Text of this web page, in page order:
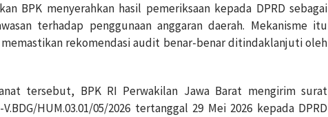
BPK menyerahkan hasil pemeriksaan kepada DPRD sebagai
terhadap penggunaan anggaran daerah. Mekanisme itu
rekomendasi audit benar-benar ditindaklanjuti oleh
tersebut, BPK RI Perwakilan Jawa Barat mengirim surat
HUM.03.01/05/2026 tertanggal 29 Mei 2026 kepada DPRD